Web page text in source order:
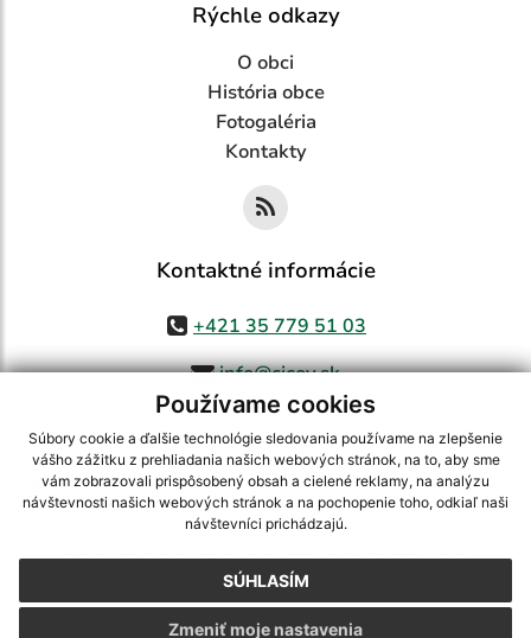
Používame cookies
Súbory cookie a ďalšie technológie sledovania používame na zlepšenie
vášho zážitku z prehliadania našich webových stránok, na to, aby sme
vám zobrazovali prispôsobený obsah a cielené reklamy, na analýzu
návštevnosti našich webových stránok a na pochopenie toho, odkiaľ naši
návštevníci prichádzajú.
SÚHLASÍM
Zmeniť moje nastavenia
Rýchle odkazy
O obci
História obce
Fotogaléria
Kontakty
Kontaktné informácie
+421 35 779 51 03
info@cicov.sk
využite možnosť získavania aktuálnych informácií s využitím RSS
CMS systém (redakčný) systém ECHELON 2,Mapa stránok,web portál
webex.digital, s.r.o.,domény,registrácia domény
Posledná aktualizácia:03.08.2026